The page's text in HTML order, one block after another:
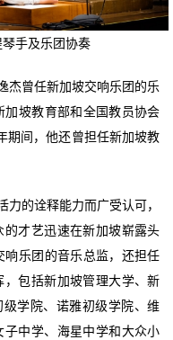
手及乐团协奏
杰曾任新加坡交响乐团的乐
加坡教育部和全国教员协会
期间，他还曾担任新加坡教
的诠释能力而广受认可，
才艺迅速在新加坡崭露头
响乐团的音乐总监，还担任
包括新加坡管理大学、新
学院、诺雅初级学院、维
中学、海星中学和大众小